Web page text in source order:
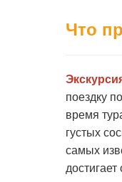
Что
поездку
время
густых
самых
достигает